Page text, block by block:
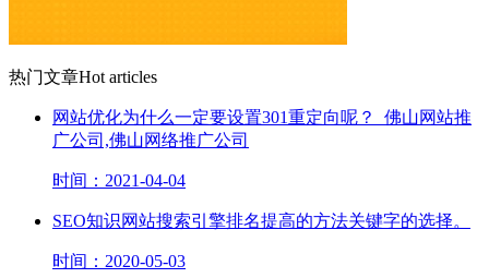
热门文章Hot articles
网站优化为什么一定要设置301重定向呢？_佛山网站推
广公司,佛山网络推广公司
时间：2021-04-04
SEO知识网站搜索引擎排名提高的方法关键字的选择。
时间：2020-05-03